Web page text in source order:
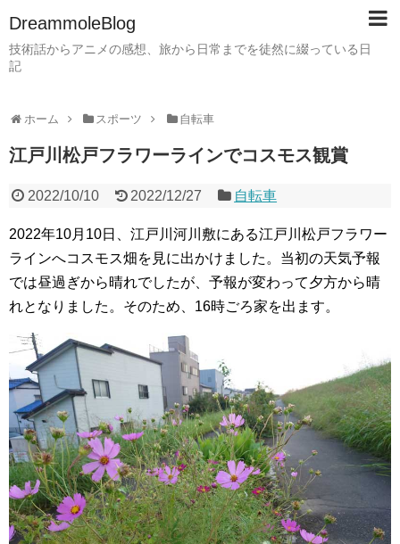
DreammoleBlog
技術話からアニメの感想、旅から日常までを徒然に綴っている日
記
ホーム スポーツ 自転車
江戸川松戸フラワーラインでコスモス観賞
2022/10/10 2022/12/27 自転車
2022年10月10日、江戸川河川敷にある江戸川松戸フラワー
ラインへコスモス畑を見に出かけました。当初の天気予報
では昼過ぎから晴れでしたが、予報が変わって夕方から晴
れとなりました。そのため、16時ごろ家を出ます。